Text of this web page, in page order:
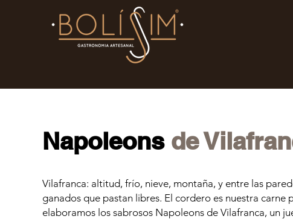
Napoleons de
Vilafranca: altitud, frío, nieve, montaña, y entre las
ganados que pastan libres. El cordero es nuestra carne
elaboramos los sabrosos Napoleons de Vilafranca, un